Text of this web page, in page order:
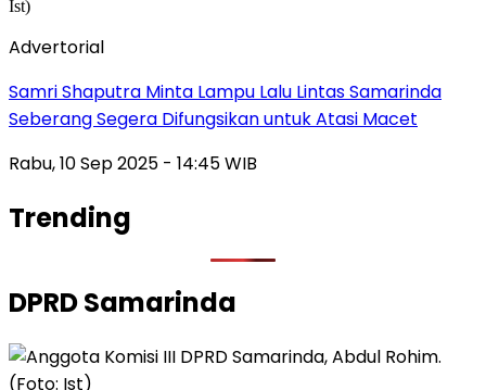
Advertorial
Samri Shaputra Minta Lampu Lalu Lintas Samarinda
Seberang Segera Difungsikan untuk Atasi Macet
Rabu, 10 Sep 2025 - 14:45 WIB
Trending
DPRD Samarinda